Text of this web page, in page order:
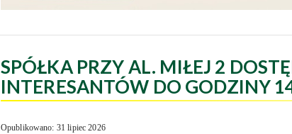
SPÓŁKA PRZY AL. MIŁEJ 2
INTERESANTÓW DO GODZINY
Opublikowano: 31 lipiec 2026